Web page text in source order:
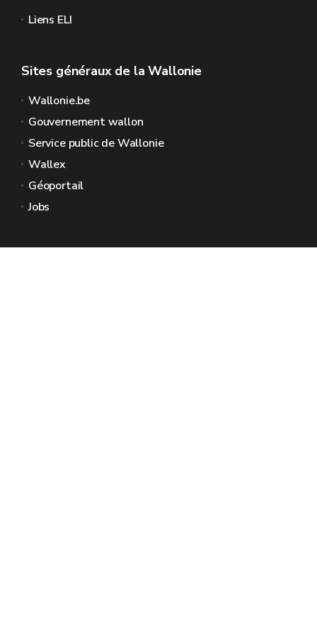
Liens ELI
Sites généraux de la Wallonie
Wallonie.be
Gouvernement wallon
Service public de Wallonie
Wallex
Géoportail
Jobs